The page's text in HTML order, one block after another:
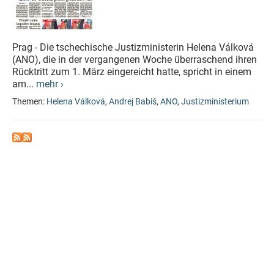
Prag - Die tschechische Justizministerin Helena Válková
(ANO), die in der vergangenen Woche überraschend ihren
Rücktritt zum 1. März eingereicht hatte, spricht in einem
am... mehr ›
Themen: Helena Válková, Andrej Babiš, ANO, Justizministerium